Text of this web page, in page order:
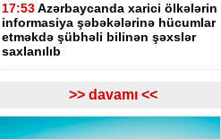
17:53 Azərbaycanda xarici ölkələrin
informasiya şəbəkələrinə hücumlar
etməkdə şübhəli bilinən şəxslər
saxlanılıb
Bakı və Zəngilanda yaşıllıqlar
qanunsuz kəsilib, təbiətə 83 840
manatlıq ziyan dəyib
>> davamı <<